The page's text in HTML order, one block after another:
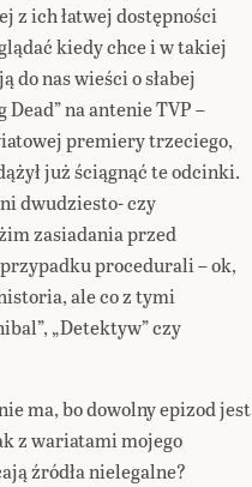
z ich łatwej dostępności
kiedy chce i w takiej
do nas wieści o słabej
na antenie TVP –
premiery trzeciego,
już ściągnąć te odcinki.
dwudziesto- czy
zasiadania przed
procedurali – ok,
ale co z tymi
„Detektyw” czy
ma, bo dowolny epizod jest
z wariatami mojego
źródła nielegalne?